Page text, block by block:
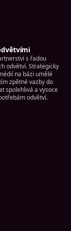
s řadou
odvětví. Strategicky
na bázi umělé
zpětné vazby do
spolehlivá a vysoce
odvětví.